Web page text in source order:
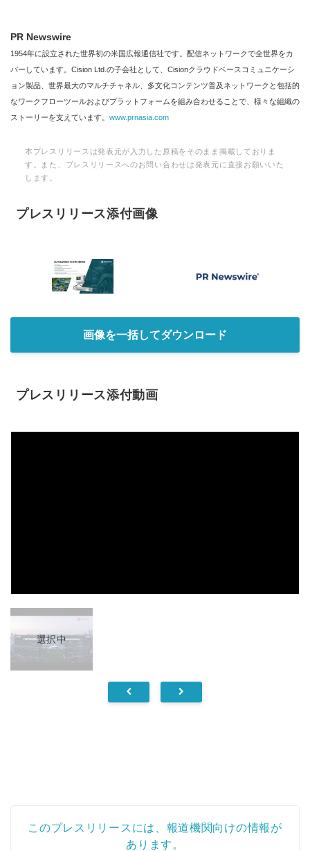
PR Newswire
1954年に設立された世界初の米国広報通信社です。配信ネットワークで全世界をカ
バーしています。Cision Ltd.の子会社として、Cisionクラウドベースコミュニケーシ
ョン製品、世界最大のマルチチャネル、多文化コンテンツ普及ネットワークと包括的
なワークフローツールおよびプラットフォームを組み合わせることで、様々な組織の
ストーリーを支えています。 www.prnasia.com
本プレスリリースは発表元が入力した原稿をそのまま掲載しておりま
す。また、プレスリリースへのお問い合わせは発表元に直接お願いいた
します。
プレスリリース添付画像
画像を一括してダウンロード
プレスリリース添付動画
選択中
このプレスリリースには、報道機関向けの情報が
あります。